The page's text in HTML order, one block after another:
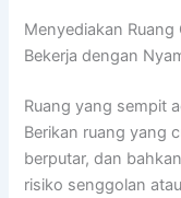
Menyediakan
Bekerja dengan
Ruang yang sempit
Berikan ruang yang
berputar, dan
risiko senggolan